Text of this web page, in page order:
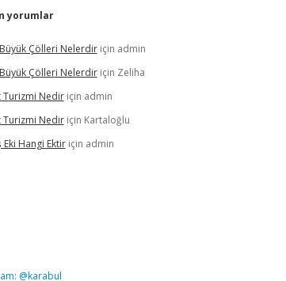
yorumlar
Çölleri Nelerdiriçin admin
Çölleri Nelerdiriçin Zeliha
Turizmi Nediriçin admin
Turizmi Nediriçin Kartaloğlu
Eki Hangi Ektiriçin admin
@karabul